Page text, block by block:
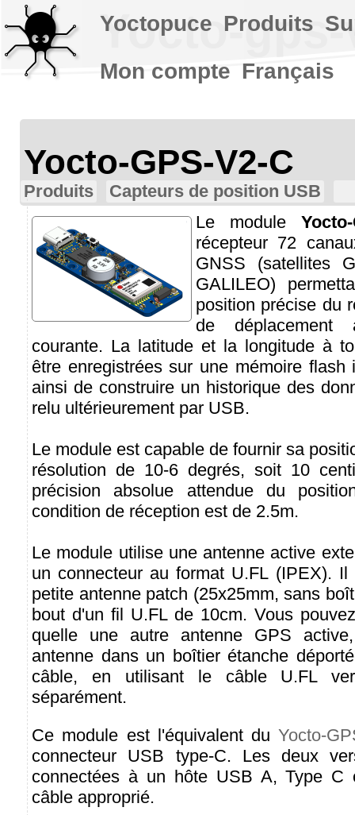
Yocto-
Yocto-GPS-V2-C
Produits
Capteurs de position USB
Le module
récepteur 72
GNSS (satellites
GALILEO)
position précise du
de déplacement
courante. La latitude et la longitude à
être enregistrées sur une mémoire flash
ainsi de construire un historique des
relu ultérieurement par USB.
Le module est capable de fournir sa
résolution de 10-6 degrés, soit 10
précision absolue attendue du
condition de réception est de 2.5m.
Le module utilise une antenne active
un connecteur au format U.FL (IPEX).
petite antenne patch (25x25mm, sans
bout d'un fil U.FL de 10cm. Vous
quelle une autre antenne GPS
antenne dans un boîtier étanche
câble, en utilisant le câble U.FL
séparément.
Ce module est l'équivalent duYocto-
connecteur USB type-C. Les deux
connectées à un hôte USB A, Type C
câble approprié.
Yoctopuce Produits
Mon compte Français